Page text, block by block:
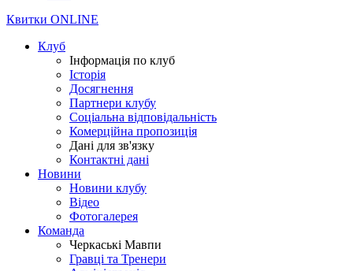
Квитки ONLINE
Клуб
Інформація по клуб
Історія
Досягнення
Партнери клубу
Соціальна відповідальність
Комерційна пропозиція
Дані для зв'язку
Контактні дані
Новини
Новини клубу
Відео
Фотогалерея
Команда
Черкаські Мавпи
Гравці та Тренери